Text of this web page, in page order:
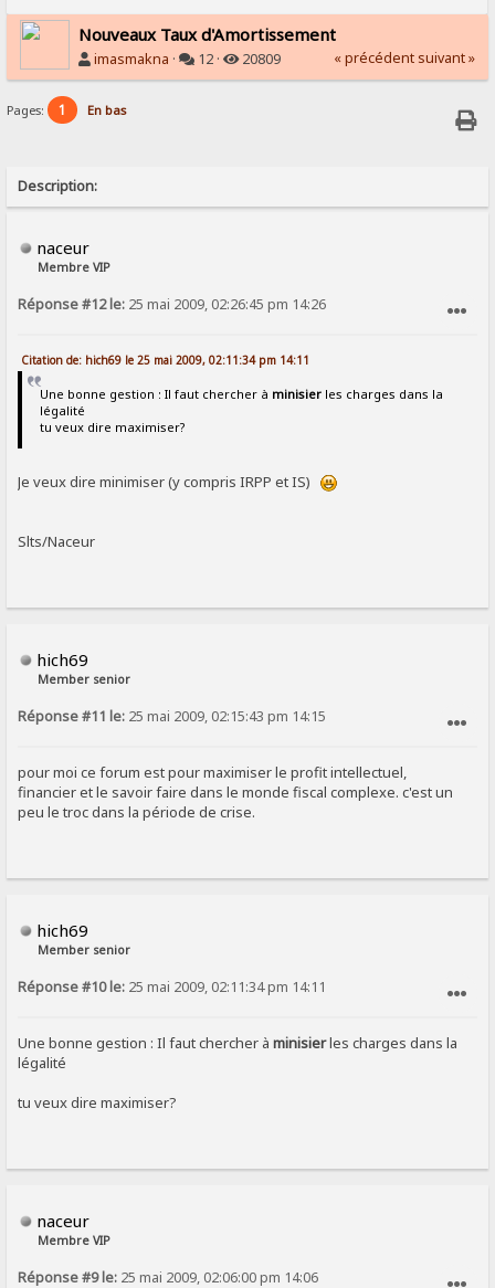
Nouveaux Taux d'Amortissement
imasmakna · 12 · 20809 « précédent suivant »
Pages: 1 En bas
Description:
naceur
Membre VIP
Réponse #12 le: 25 mai 2009, 02:26:45 pm 14:26
Citation de: hich69 le 25 mai 2009, 02:11:34 pm 14:11
Une bonne gestion : Il faut chercher à minisierles charges dans la
légalité
tu veux dire maximiser?
Je veux dire minimiser (y compris IRPP et IS)
Slts/Naceur
hich69
Member senior
Réponse #11 le: 25 mai 2009, 02:15:43 pm 14:15
pour moi ce forum est pour maximiser le profit intellectuel,
financier et le savoir faire dans le monde fiscal complexe. c'est un
peu le troc dans la période de crise.
hich69
Member senior
Réponse #10 le: 25 mai 2009, 02:11:34 pm 14:11
Une bonne gestion : Il faut chercher àminisierles charges dans la
légalité
tu veux dire maximiser?
naceur
Membre VIP
Réponse #9 le: 25 mai 2009, 02:06:00 pm 14:06